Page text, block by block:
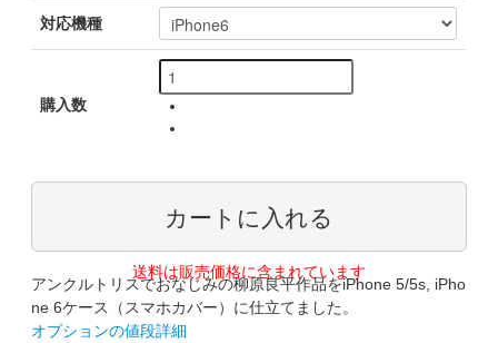
対応機種
購入数
送料は販売価格に含まれています
アンクルトリスでおなじみの柳原良平作品をiPhone 5/5s, iPho
ne 6ケース（スマホカバー）に仕立てました。
オプションの値段詳細